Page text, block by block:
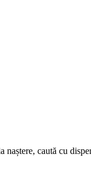
naștere, caută cu